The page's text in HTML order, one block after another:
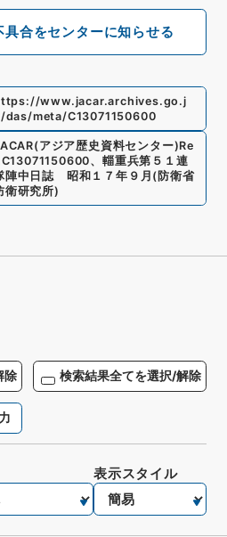
合をセンターに知らせる
www.jacar.archives.go.j
das/meta/C13071150600
アジア歴史資料センター)Re
C13071150600、 輜重兵第５１連
陣中日誌 昭和１７年９月 (防衛省
衛研究所)
除 検索結果全てを選択/解除
表示スタイル